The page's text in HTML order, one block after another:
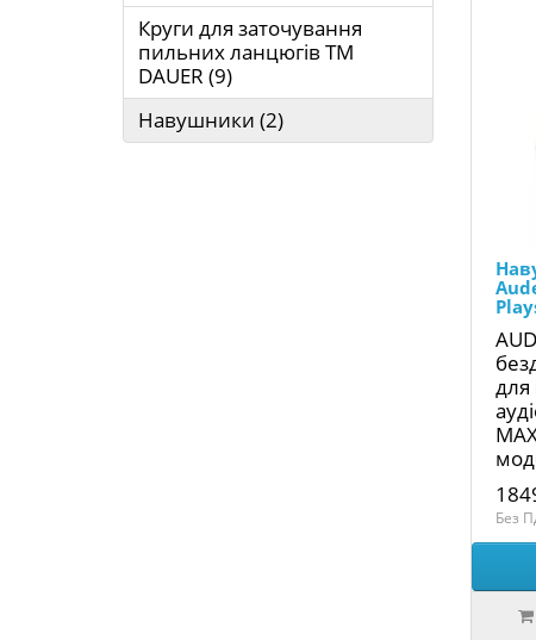
Круги для заточування
пильних ланцюгів ТМ
DAUER (9)
Навушники (2)
для
Без